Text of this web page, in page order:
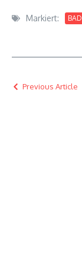
Markiert:
Previous Article